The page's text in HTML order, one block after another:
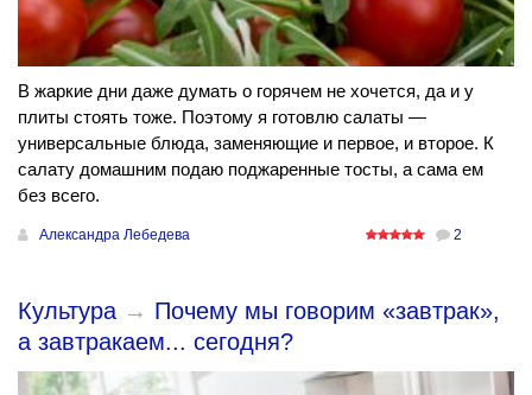
В жаркие дни даже думать о горячем не хочется, да и у
плиты стоять тоже. Поэтому я готовлю салаты —
универсальные блюда, заменяющие и первое, и второе. К
салату домашним подаю поджаренные тосты, а сама ем
без всего.
Александра Лебедева 2
Культура → Почему мы говорим «завтрак»,
а завтракаем... сегодня?